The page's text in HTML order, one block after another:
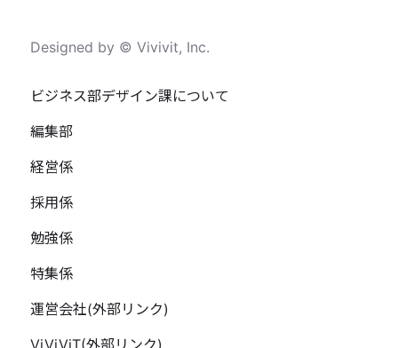
Designed by © Vivivit, Inc.
ビジネス部デザイン課について
編集部
経営係
採用係
勉強係
特集係
運営会社(外部リンク)
ViViViT(外部リンク)